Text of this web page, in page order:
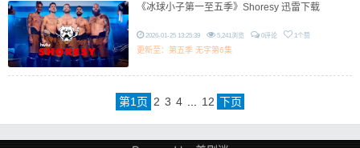
《冰球小子第一至五季》Shoresy 迅雷下载
2026-01-25 13:25:39 5,241浏览 0评论 1个赞
更新至：第五季 无字第6集
第1页 2 3 4 ... 12 下页